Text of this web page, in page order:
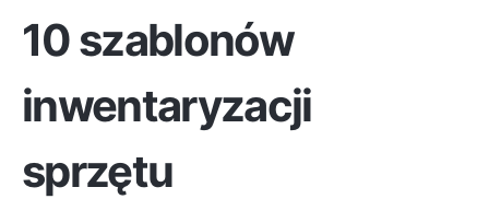
10 szablonów
inwentaryzacji
sprzętu